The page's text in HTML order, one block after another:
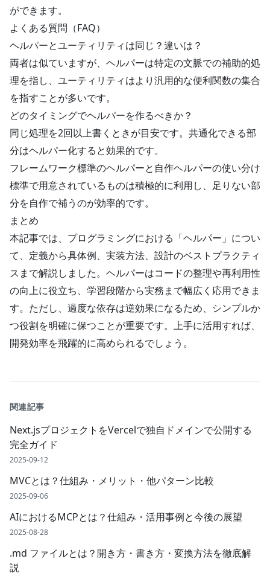
ができます。
よくある質問（FAQ）
ヘルパーとユーティリティは同じ？違いは？
両者は似ていますが、ヘルパーは特定の文脈での補助的処
理を指し、ユーティリティはより汎用的な便利関数の集合
を指すことが多いです。
どのタイミングでヘルパーを作るべきか？
同じ処理を2回以上書くときが目安です。共通化できる部
分はヘルパー化すると効果的です。
フレームワーク標準のヘルパーと自作ヘルパーの使い分け
標準で用意されているものは積極的に利用し、足りない部
分を自作で補うのが効率的です。
まとめ
本記事では、プログラミングにおける「ヘルパー」につい
て、定義から具体例、実装方法、設計のベストプラクティ
スまで解説しました。ヘルパーはコードの整理や再利用性
の向上に役立ち、学習段階から実務まで幅広く応用できま
す。ただし、過度な依存は逆効果になるため、シンプルか
つ役割を明確に保つことが重要です。上手に活用すれば、
開発効率を飛躍的に高められるでしょう。
関連記事
Next.jsプロジェクトをVercelで独自ドメインで公開する
完全ガイド
2025-09-12
MVCとは？仕組み・メリット・他パターン比較
2025-09-06
AIにおけるMCPとは？仕組み・活用事例と今後の展望
2025-08-28
.md ファイルとは？開き方・書き方・変換方法を徹底解
説